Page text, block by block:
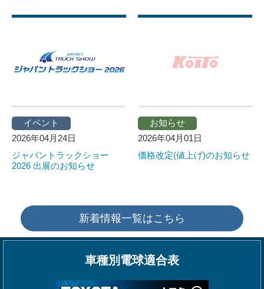
イベント
2026年04月24日
ジャパントラックショー
2026 出展のお知らせ
お知らせ
2026年04月01日
価格改定(値上げ)のお知らせ
新着情報一覧はこちら
車種別電球適合表